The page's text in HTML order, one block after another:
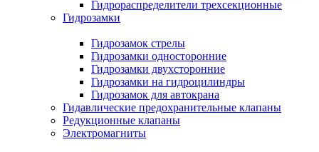
Гидрораспределители трехсекционные
Гидрозамки
Гидрозамок стрелы
Гидрозамки односторонние
Гидрозамки двухсторонние
Гидрозамки на гидроцилиндры
Гидрозамок для автокрана
Гидавлические предохранительные клапаны
Редукционные клапаны
Электромагниты